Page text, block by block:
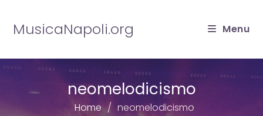
contenuto
MusicaNapoli.org Menu
neomelodicismo
Home neomelodicismo